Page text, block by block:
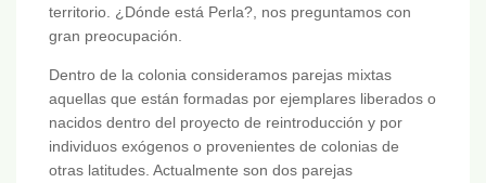
territorio. ¿Dónde está Perla?, nos preguntamos con
gran preocupación.
Dentro de la colonia consideramos parejas mixtas
aquellas que están formadas por ejemplares liberados o
nacidos dentro del proyecto de reintroducción y por
individuos exógenos o provenientes de colonias de
otras latitudes. Actualmente son dos parejas